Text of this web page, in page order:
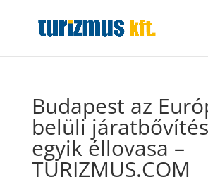
Budapest az
belüli
egyik éllovasa –
TURIZMUS.COM